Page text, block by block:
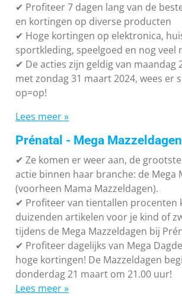
✔ Profiteer 7 dagen lang van de
en kortingen op diverse producten
✔ Hoge kortingen op elektronica,
sportkleding, speelgoed en nog veel
✔ De acties zijn geldig van maandag
met zondag 31 maart 2024, wees er
op=op!
Lees meer »
Prénatal - Mega Mazzeldagen
✔ Ze komen er weer aan, de grootste
actie binnen haar branche: de Mega
(voorheen Mama Mazzeldagen).
✔ Profiteer van tientallen procenten
duizenden artikelen voor je kind of
tijdens de Mega Mazzeldagen bij
✔ Profiteer dagelijks van Mega
hoge kortingen! De Mazzeldagen
donderdag 21 maart om 21.00 uur!
Lees meer »